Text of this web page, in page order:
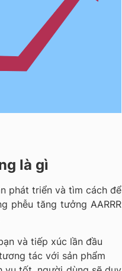
là gì
phát triển và tìm cách để
phễu tăng tưởng AARRR
và tiếp xúc lần đầu
tác với sản phẩm